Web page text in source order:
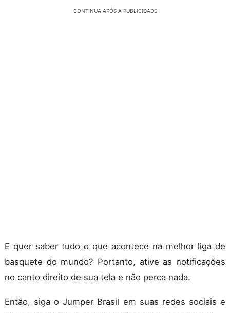
CONTINUA APÓS A PUBLICIDADE
E quer saber tudo o que acontece na melhor liga de
basquete do mundo? Portanto, ative as notificações
no canto direito de sua tela e não perca nada.
Então, siga o Jumper Brasil em suas redes sociais e